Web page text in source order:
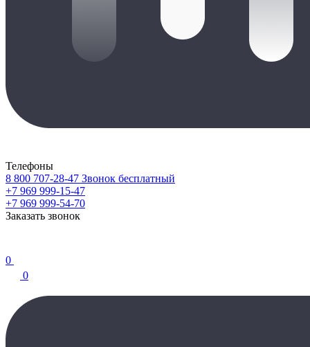
Телефоны
8 800 707-28-47 Звонок бесплатный
+7 969 999-15-47
+7 969 999-54-70
Заказать звонок
0
0